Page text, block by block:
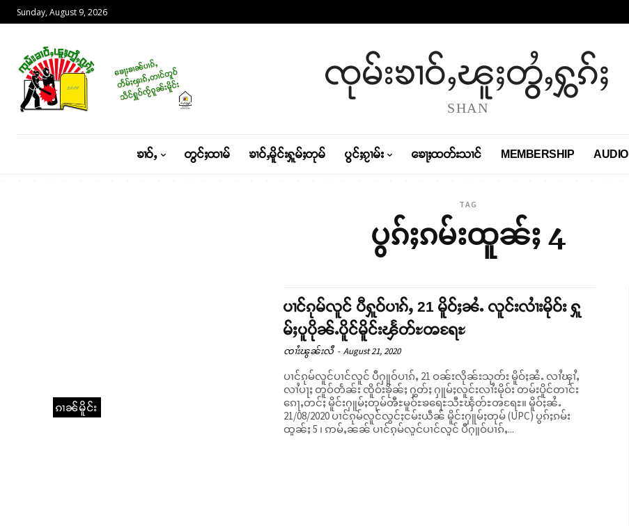
Sunday, August 9, 2026
ၸုမ်းၶၢဝ်ႇၽူႈတွႆႇႁွၵ်ႈ
SHAN
ၶၢဝ်ႇ တွင်ႈထၢမ် ၶၢဝ်ႇမိူင်းႁူမ်ႈတုမ် ပွင်ႈၵႂၢမ်း ၶေႃႈထတ်းသၢင် MEMBERSHIP AUDIO
TAG
ပွၵ်ႈၵမ်းထူၼ်ႈ 4
ၵၢၼ်မိူင်း
ပၢင်ၵုမ်လူင် ပီႁူဝ်ပၢၵ်ႇ 21 မိူဝ်ႈၼႆႉ လူင်းလၢႆးမိုဝ်း ႁူ
မ်ႈပူပိုၼ်ႉပိူင်မိူင်းၾႅတ်ႊၻရႄႊ
ၸၢႆးၽွၼ်းလီ - August 21, 2020
ပၢင်ၵုမ်လူင်ပၢင်လူင် ပီႁူဝ်ပၢၵ်ႇ 21 ဝၼ်းလိုၼ်းသုတ်း မိူဝ်ႈၼႆႉ လၢႆၾၢႆႇ
လၢႆပႃႈ တူဝ်တႅၼ်း ၸိူဝ်းၶိုၼ်ႈ ႁွတ်ႈ ႁူမ်ႈလူင်းလၢႆးမိုဝ်း တမ်းပိူင်တၢင်း
ၵေႃႇတင်ႈ မိူင်းႁူမ်ႈတုမ်ၻီႊမူဝ်ႊၶရေႊသီႊၾႅတ်ႊၻရႄႊ။ မိူဝ်ႈၼႆႉ
21/08/2020 ပၢင်ၵုမ်လူင်လွင်ႈငမ်းယဵၼ် မိူင်းႁူမ်ႈတုမ် (UPC) ပွၵ်ႈၵမ်း
ထူၼ်ႈ 5 ၊ ဢမ်ႇၼၼ် ပၢင်ၵုမ်လူင်ပၢင်လူင် ပီႁူဝ်ပၢၵ်ႇ...